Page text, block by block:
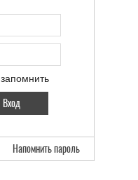
запомнить
Напомнить пароль